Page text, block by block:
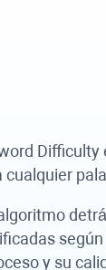
Difficulty
cualquier
y su